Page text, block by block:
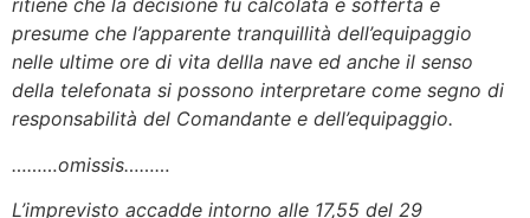
ritiene che la decisione fu calcolata e sofferta e
presume che l’apparente tranquillità dell’equipaggio
nelle ultime ore di vita dellla nave ed anche il senso
della telefonata si possono interpretare come segno di
responsabilità del Comandante e dell’equipaggio.
………omissis………
L’imprevisto accadde intorno alle 17,55 del 29